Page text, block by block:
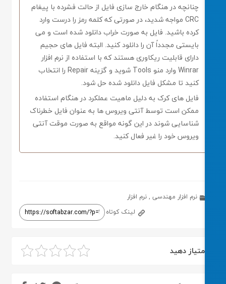
چنانچه در هنگام خارج سازی فایل از حالت فشرده با پیغام
CRC مواجه شدید، در صورتی که کلمه رمز را درست وارد
کرده باشید. فایل به صورت خراب دانلود شده است و می
بایستی مجدداً آن را دانلود کنید. البته فایل های حجیم
دارای قابلیت ریکاوری هستند که با استفاده از نرم افزار
Winrar وارد منو Tools شوید و گزینه Repair را انتخاب
کنید تا مشکل فایل دانلود شده حل شود.
فایل های کرک به دلیل ماهیت عملکرد در هنگام استفاده
ممکن است توسط آنتی ویروس ها به عنوان فایل خطرناک
شناسایی شوند در این گونه مواقع به صورت موقت آنتی
ویروس خود را غیر فعال کنید.
نرم افزار مهندسی,نرم افزار
لینک کوتاه
دهید